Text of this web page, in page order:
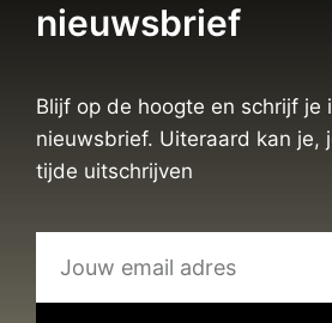
nieuwsbrief
Blijf op de hoogte en schrijf je
nieuwsbrief. Uiteraard kan je,
tijde uitschrijven